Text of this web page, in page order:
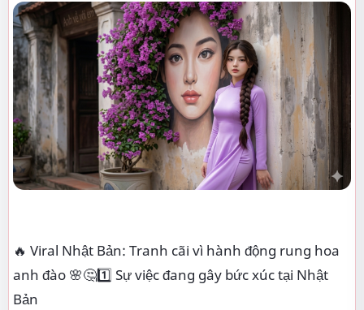
🔥 Viral Nhật Bản: Tranh cãi vì hành động rung hoa
anh đào 🌸🤔1️⃣ Sự việc đang gây bức xúc tại Nhật
Bản